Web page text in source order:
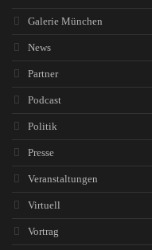
Galerie München
News
Partner
Podcast
Politik
Presse
Veranstaltungen
Virtuell
Vortrag